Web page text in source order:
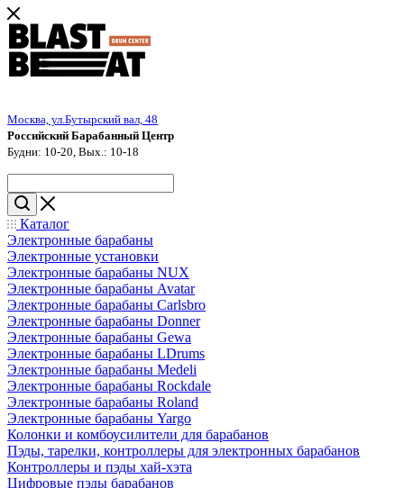
Москва, ул.Бутырский вал, 48
Российский Барабанный Центр
Будни: 10-20, Вых.: 10-18
Каталог
Электронные барабаны
Электронные установки
Электронные барабаны NUX
Электронные барабаны Avatar
Электронные барабаны Carlsbro
Электронные барабаны Donner
Электронные барабаны Gewa
Электронные барабаны LDrums
Электронные барабаны Medeli
Электронные барабаны Rockdale
Электронные барабаны Roland
Электронные барабаны Yargo
Колонки и комбоусилители для барабанов
Пэды, тарелки, контроллеры для электронных барабанов
Контроллеры и пэды хай-хэта
Цифровые пэды барабанов